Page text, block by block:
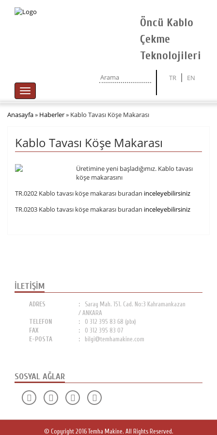
Öncü Kablo
Çekme
Teknolojileri
TR
EN
Toggle
navigation
Anasayfa» Haberler» Kablo Tavası Köşe Makarası
Kablo Tavası Köşe Makarası
Üretimine yeni başladığımız. Kablo tavası
köşe makarasını
TR.0202 Kablo tavası köşe makarası buradan inceleyebilirsiniz
TR.0203 Kablo tavası köşe makarası buradan inceleyebilirsiniz
İLETIŞIM
ADRES
Saray Mah. 151. Cad. No:3 Kahramankazan
/ ANKARA
TELEFON
0 312 395 83 68 (pbx)
FAX
0 312 395 83 07
E-POSTA
bilgi@temhamakine.com
SOSYAL AĞLAR
© Copyright 2016 Temha Makine. All Rights Reserved.